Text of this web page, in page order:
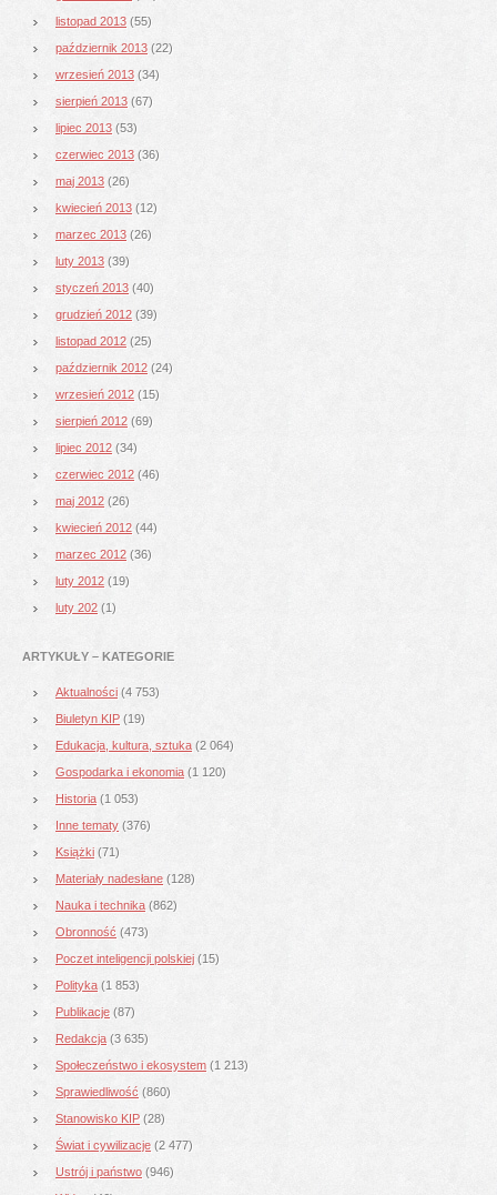
listopad 2013 (55)
październik 2013 (22)
wrzesień 2013 (34)
sierpień 2013 (67)
lipiec 2013 (53)
czerwiec 2013 (36)
maj 2013 (26)
kwiecień 2013 (12)
marzec 2013 (26)
luty 2013 (39)
styczeń 2013 (40)
grudzień 2012 (39)
listopad 2012 (25)
październik 2012 (24)
wrzesień 2012 (15)
sierpień 2012 (69)
lipiec 2012 (34)
czerwiec 2012 (46)
maj 2012 (26)
kwiecień 2012 (44)
marzec 2012 (36)
luty 2012 (19)
luty 202 (1)
ARTYKUŁY – KATEGORIE
Aktualności (4 753)
Biuletyn KIP (19)
Edukacja, kultura, sztuka (2 064)
Gospodarka i ekonomia (1 120)
Historia (1 053)
Inne tematy (376)
Książki (71)
Materiały nadesłane (128)
Nauka i technika (862)
Obronność (473)
Poczet inteligencji polskiej (15)
Polityka (1 853)
Publikacje (87)
Redakcja (3 635)
Społeczeństwo i ekosystem (1 213)
Sprawiedliwość (860)
Stanowisko KIP (28)
Świat i cywilizacje (2 477)
Ustrój i państwo (946)